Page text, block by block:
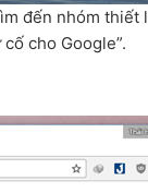
đến nhóm thiết
cho Google”.